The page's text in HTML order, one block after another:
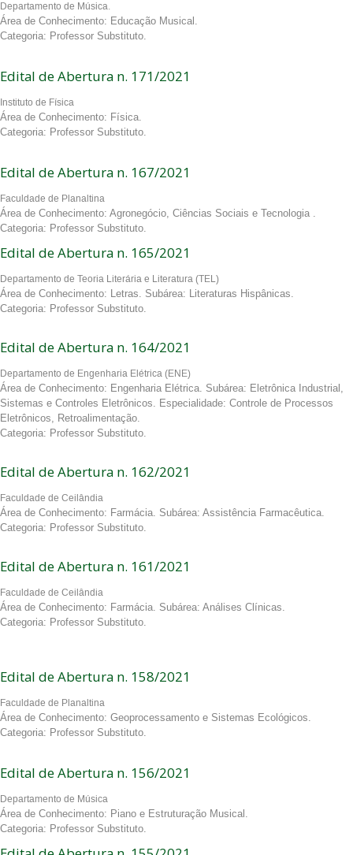
Departamento de Música.
Área de Conhecimento: Educação Musical.
Categoria: Professor Substituto.
Edital de Abertura n. 171/2021
Instituto de Física
Área de Conhecimento: Física.
Categoria: Professor Substituto.
Edital de Abertura n. 167/2021
Faculdade de Planaltina
Área de Conhecimento: Agronegócio, Ciências Sociais e Tecnologia .
Categoria: Professor Substituto.
Edital de Abertura n. 165/2021
Departamento de Teoria Literária e Literatura (TEL)
Área de Conhecimento: Letras. Subárea: Literaturas Hispânicas.
Categoria: Professor Substituto.
Edital de Abertura n. 164/2021
Departamento de Engenharia Elétrica (ENE)
Área de Conhecimento: Engenharia Elétrica. Subárea: Eletrônica Industrial,
Sistemas e Controles Eletrônicos. Especialidade: Controle de Processos
Eletrônicos, Retroalimentação.
Categoria: Professor Substituto.
Edital de Abertura n. 162/2021
Faculdade de Ceilândia
Área de Conhecimento: Farmácia. Subárea: Assistência Farmacêutica.
Categoria: Professor Substituto.
Edital de Abertura n. 161/2021
Faculdade de Ceilândia
Área de Conhecimento: Farmácia. Subárea: Análises Clínicas.
Categoria: Professor Substituto.
Edital de Abertura n. 158/2021
Faculdade de Planaltina
Área de Conhecimento: Geoprocessamento e Sistemas Ecológicos.
Categoria: Professor Substituto.
Edital de Abertura n. 156/2021
Departamento de Música
Área de Conhecimento: Piano e Estruturação Musical.
Categoria: Professor Substituto.